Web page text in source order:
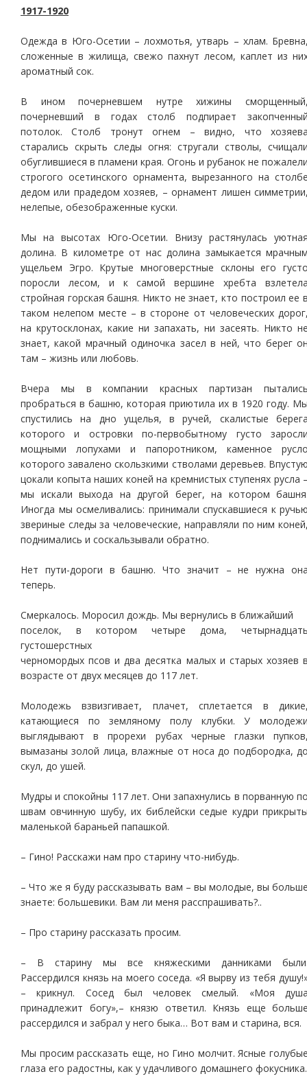
1917-1920
Одежда в Юго-Осетии – лохмотья, утварь – хлам.
сложенные в жилища, свежо пахнут лесом, каплет из
ароматный сок.
В ином почерневшем нутре хижины
почерневший в годах столб подпирает
потолок. Столб тронут огнем – видно, что
старались скрыть следы огня: стругали стволы,
обуглившиеся в пламени края. Огонь и рубанок не
строгого осетинского орнамента, вырезанного на
дедом или прадедом хозяев, – орнамент лишен
нелепые, обезображенные куски.
Мы на высотах Юго-Осетии. Внизу растянулась
долина. В километре от нас долина замыкается
ущельем Эгро. Крутые многоверстные склоны его
поросли лесом, и к самой вершине хребта
стройная горская башня. Никто не знает, кто построил ее
таком нелепом месте – в стороне от человеческих
на крутосклонах, какие ни запахать, ни засеять. Никто
знает, какой мрачный одиночка засел в ней, что берег
там – жизнь или любовь.
Вчера мы в компании красных партизан
пробраться в башню, которая приютила их в 1920 году.
спустились на дно ущелья, в ручей, скалистые
которого и островки по-первобытному густо
мощными лопухами и папоротником, каменное
которого завалено скользкими стволами деревьев.
цокали копыта наших коней на кремнистых ступенях русла
мы искали выхода на другой берег, на котором
Иногда мы осмеливались: принимали спускавшиеся к
звериные следы за человеческие, направляли по ним
поднимались и соскальзывали обратно.
Нет пути-дороги в башню. Что значит – не нужна
теперь.
Смеркалось. Моросил дождь. Мы вернулись в ближайший
поселок, в котором четыре дома,
густошерстных
черномордых псов и два десятка малых и старых хозяев
возрасте от двух месяцев до 117 лет.
Молодежь взвизгивает, плачет, сплетается в
катающиеся по земляному полу клубки. У
выглядывают в прорехи рубах черные глазки
вымазаны золой лица, влажные от носа до подбородка,
скул, до ушей.
Мудры и спокойны 117 лет. Они запахнулись в порванную
швам овчинную шубу, их библейски седые кудри
маленькой бараньей папашкой.
– Гино! Расскажи нам про старину что-нибудь.
– Что же я буду рассказывать вам – вы молодые, вы
знаете: большевики. Вам ли меня расспрашивать?..
– Про старину рассказать просим.
– В старину мы все княжескими данниками
Рассердился князь на моего соседа. «Я вырву из тебя
– крикнул. Сосед был человек смелый. «Моя
принадлежит богу»,– князю ответил. Князь еще
рассердился и забрал у него быка… Вот вам и старина, вся.
Мы просим рассказать еще, но Гино молчит. Ясные
глаза его радостны, как у удачливого домашнего фокусника.